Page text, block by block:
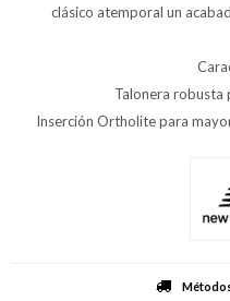
clásico atemporal un
Talonera robusta
Inserción Ortholite para